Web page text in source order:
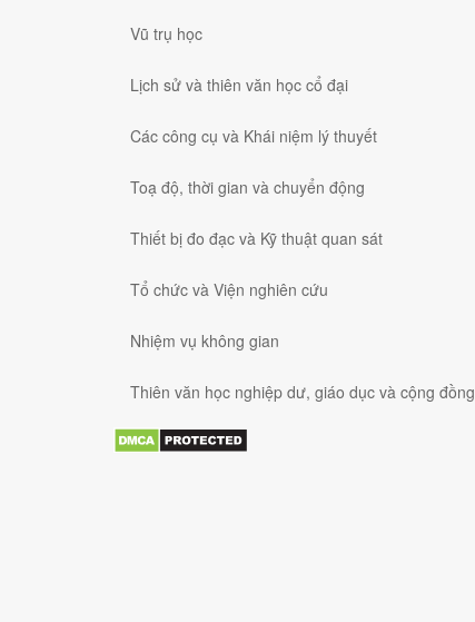
Vũ trụ học
Lịch sử và thiên văn học cổ đại
Các công cụ và Khái niệm lý thuyết
Toạ độ, thời gian và chuyển động
Thiết bị đo đạc và Kỹ thuật quan sát
Tổ chức và Viện nghiên cứu
Nhiệm vụ không gian
Thiên văn học nghiệp dư, giáo dục và cộng đồng